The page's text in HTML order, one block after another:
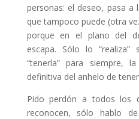
personas: el deseo, pasa
que tampoco puede (otra
porque en el plano del
escapa. Sólo lo
“tenerla” para siempre,
definitiva del anhelo de
Pido perdón a todos los
reconocen, sólo hablo